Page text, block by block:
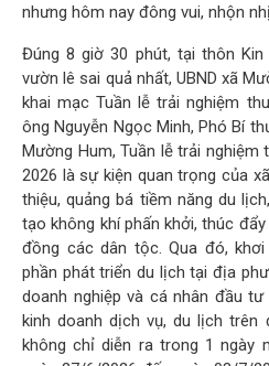
nhưng hôm nay đông vui, nhộn
Đúng 8 giờ 30 phút, tại thôn
vườn lê sai quả nhất, UBND xã
khai mạc Tuần lễ trải nghiệm
ông Nguyễn Ngọc Minh, Phó Bí
Mường Hum, Tuần lễ trải nghiệm
2026 là sự kiện quan trọng của
thiệu, quảng bá tiềm năng du
tạo không khí phấn khởi, thúc
đồng các dân tộc. Qua đó,
phần phát triển du lịch tại địa
doanh nghiệp và cá nhân đầu
kinh doanh dịch vụ, du lịch trên
không chỉ diễn ra trong 1 ngày